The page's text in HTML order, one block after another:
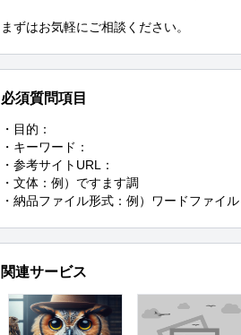
まずはお気軽にご相談ください。
必須質問項目
・目的：
・キーワード：
・参考サイトURL：
・文体：例）ですます調
・納品ファイル形式：例）ワードファイル
関連サービス